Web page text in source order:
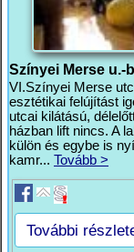
Színyei Merse u.-
VI.Színyei Merse
esztétikai felújítást
utcai kilátású,
házban lift nincs. A
külön és egybe is
kamr... Tovább >
További